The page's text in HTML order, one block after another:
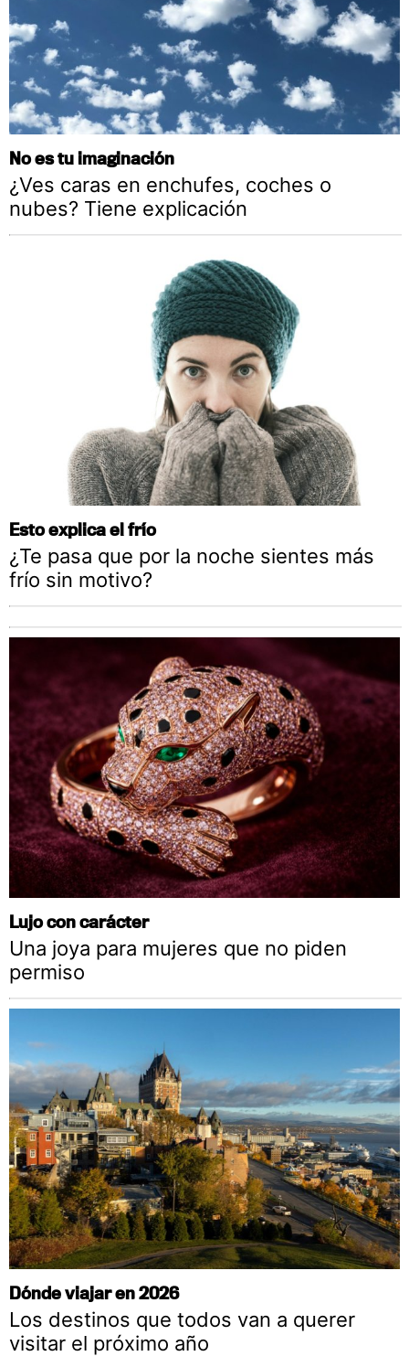
No es tu imaginación
¿Ves caras en enchufes, coches o
nubes? Tiene explicación
Esto explica el frío
¿Te pasa que por la noche sientes más
frío sin motivo?
Lujo con carácter
Una joya para mujeres que no piden
permiso
Dónde viajar en 2026
Los destinos que todos van a querer
visitar el próximo año